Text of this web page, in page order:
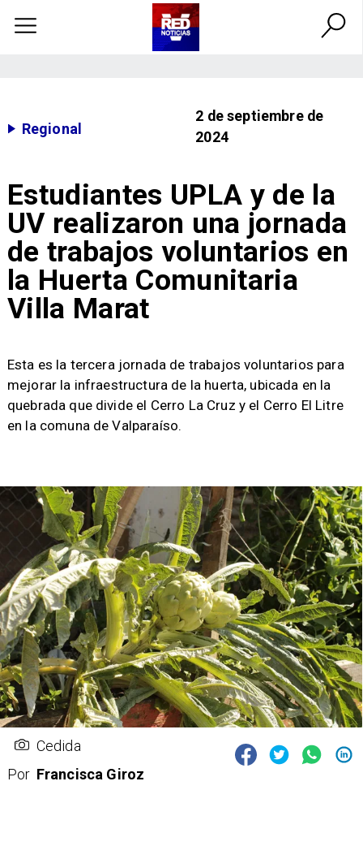
Regional
2 de septiembre de
2024
Estudiantes UPLA y de la
UV realizaron una jornada
de trabajos voluntarios en
la Huerta Comunitaria
Villa Marat
​Esta es la tercera jornada de trabajos voluntarios para
mejorar la infraestructura de la huerta, ubicada en la
quebrada que divide el Cerro La Cruz y el Cerro El Litre
en la comuna de Valparaíso.
Cedida
Por Francisca Giroz